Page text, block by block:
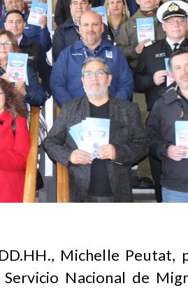
Michelle Peutat,
Nacional de